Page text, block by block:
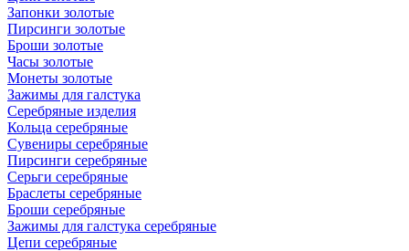
Запонки золотые
Пирсинги золотые
Броши золотые
Часы золотые
Монеты золотые
Зажимы для галстука
Серебряные изделия
Кольца серебряные
Сувениры серебряные
Пирсинги серебряные
Серьги серебряные
Браслеты серебряные
Броши серебряные
Зажимы для галстука серебряные
Цепи серебряные